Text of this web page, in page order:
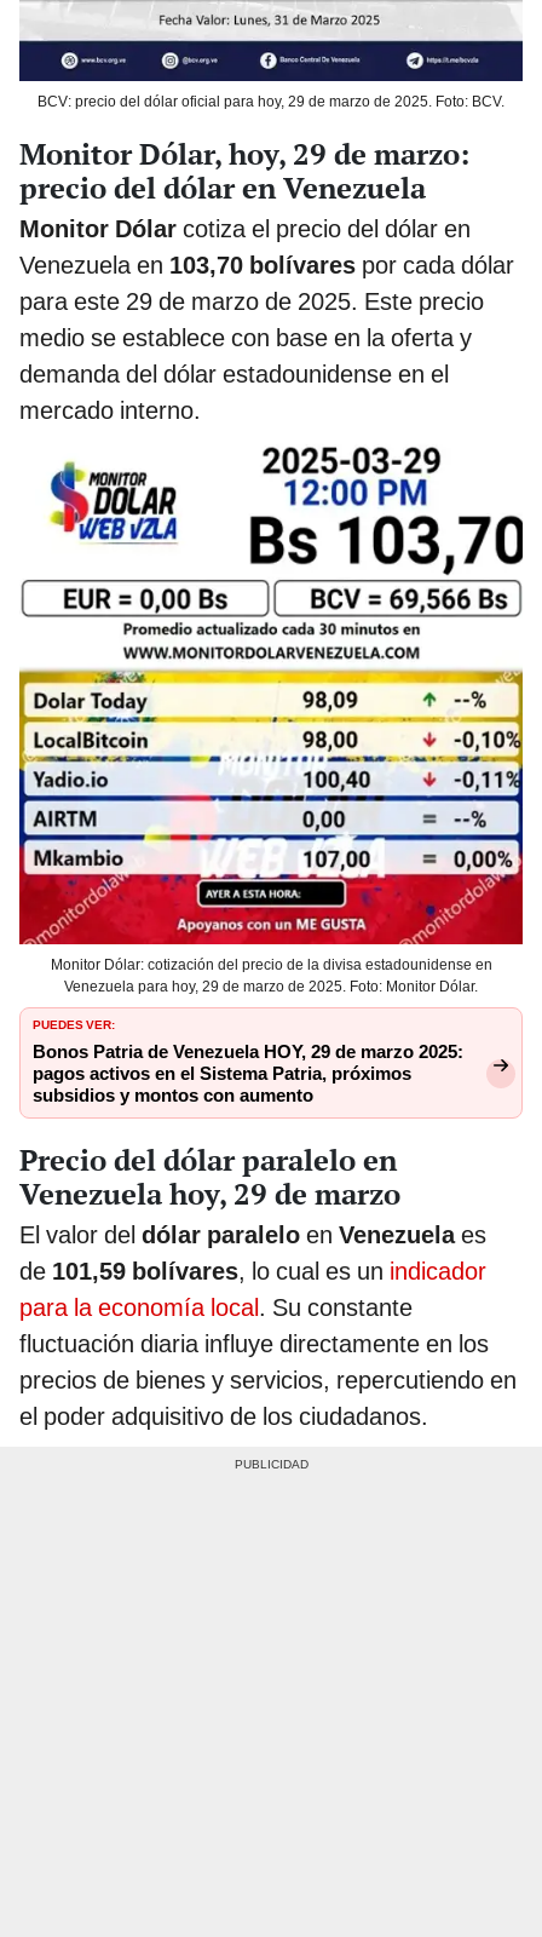
BCV: precio del dólar oficial para hoy, 29 de marzo de 2025. Foto: BCV.
Monitor Dólar, hoy, 29 de marzo:
precio del dólar en Venezuela
Monitor Dólar cotiza el precio del dólar en
Venezuela en 103,70 bolívares por cada dólar
para este 29 de marzo de 2025. Este precio
medio se establece con base en la oferta y
demanda del dólar estadounidense en el
mercado interno.
Monitor Dólar: cotización del precio de la divisa estadounidense en
Venezuela para hoy, 29 de marzo de 2025. Foto: Monitor Dólar.
PUEDES VER:
Bonos Patria de Venezuela HOY, 29 de marzo 2025:
pagos activos en el Sistema Patria, próximos
subsidios y montos con aumento
Precio del dólar paralelo en
Venezuela hoy, 29 de marzo
El valor del dólar paralelo en Venezuelaes
de 101,59 bolívares, lo cual es un indicador
para la economía local. Su constante
fluctuación diaria influye directamente en los
precios de bienes y servicios, repercutiendo en
el poder adquisitivo de los ciudadanos.